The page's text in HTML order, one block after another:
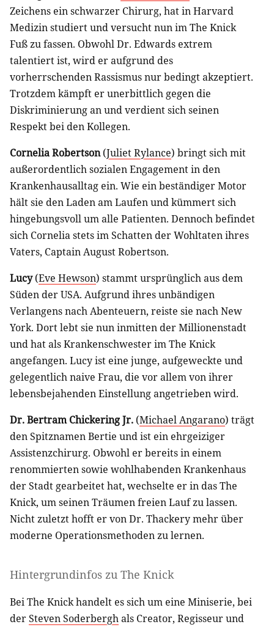
Zeichens ein schwarzer Chirurg, hat in Harvard
Medizin studiert und versucht nun im The Knick
Fuß zu fassen. Obwohl Dr. Edwards extrem
talentiert ist, wird er aufgrund des
vorherrschenden Rassismus nur bedingt akzeptiert.
Trotzdem kämpft er unerbittlich gegen die
Diskriminierung an und verdient sich seinen
Respekt bei den Kollegen.
Cornelia Robertson(Juliet Rylance) bringt sich mit
außerordentlich sozialen Engagement in den
Krankenhausalltag ein. Wie ein beständiger Motor
hält sie den Laden am Laufen und kümmert sich
hingebungsvoll um alle Patienten. Dennoch befindet
sich Cornelia stets im Schatten der Wohltaten ihres
Vaters, Captain August Robertson.
Lucy(Eve Hewson) stammt ursprünglich aus dem
Süden der USA. Aufgrund ihres unbändigen
Verlangens nach Abenteuern, reiste sie nach New
York. Dort lebt sie nun inmitten der Millionenstadt
und hat als Krankenschwester im The Knick
angefangen. Lucy ist eine junge, aufgeweckte und
gelegentlich naive Frau, die vor allem von ihrer
lebensbejahenden Einstellung angetrieben wird.
Dr. Bertram Chickering Jr. (Michael Angarano) trägt
den Spitznamen Bertie und ist ein ehrgeiziger
Assistenzchirurg. Obwohl er bereits in einem
renommierten sowie wohlhabenden Krankenhaus
der Stadt gearbeitet hat, wechselte er in das The
Knick, um seinen Träumen freien Lauf zu lassen.
Nicht zuletzt hofft er von Dr. Thackery mehr über
moderne Operationsmethoden zu lernen.
Hintergrundinfos zu The Knick
Bei The Knick handelt es sich um eine Miniserie, bei
derSteven Soderberghals Creator, Regisseur und